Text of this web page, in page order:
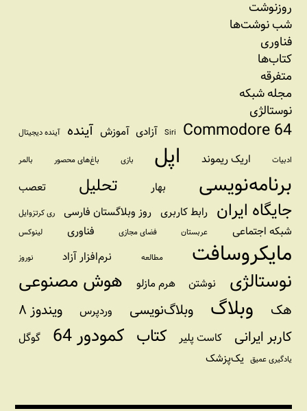
روزنوشت
شب نوشت‌ها
فناوری
کتاب‌ها
متفرقه
مجله شبکه
نوستالژی
Commodore 64
Siri آزادی آموزش آینده آینده دیجیتال
ادبیات اریک ریموند اپل بازی باغ‌های محصور بالمر
برنامه‌نویسی بهار تحلیل تعصب
جایگاه ایران رابط کاربری روز وبلاگستان فارسی ری کرتزوایل
شبکه اجتماعی عربستان فضای مجازی فناوری لینوکس
مایکروسافت مطالعه نرم‌افزار آزاد نوروز
نوستالژی نوشتن هرم مازلو هوش مصنوعی
هک وبلاگ وبلاگ‌نویسی وردپرس
ویندوز ۸
کاربر ایرانی
کاست پلیر کتاب کمودور 64 گوگل
یادگیری عمیق یک‌پزشک